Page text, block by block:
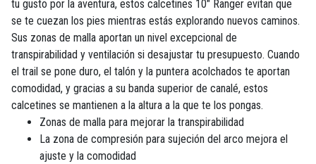
tu gusto por la aventura, estos calcetines 10" Ranger evitan que
se te cuezan los pies mientras estás explorando nuevos caminos.
Sus zonas de malla aportan un nivel excepcional de
transpirabilidad y ventilación si desajustar tu presupuesto. Cuando
el trail se pone duro, el talón y la puntera acolchados te aportan
comodidad, y gracias a su banda superior de canalé, estos
calcetines se mantienen a la altura a la que te los pongas.
Zonas de malla para mejorar la transpirabilidad
La zona de compresión para sujeción del arco mejora el
ajuste y la comodidad